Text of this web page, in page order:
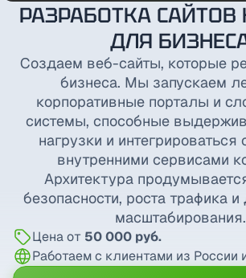
РАЗРАБОТКА САЙТОВ
ДЛЯ
Создаем веб-сайты, которые
бизнеса. Мы запускаем
корпоративные порталы и
системы, способные
нагрузки и интегрироваться
внутренними сервисами
Архитектура
безопасности, роста трафика
масштабирования.
Цена от 50 000 руб.
Работаем с клиентами из России